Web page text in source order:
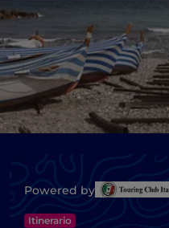
Powered by
Itinerario